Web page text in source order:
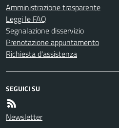
Amministrazione trasparente
Leggi le FAQ
Segnalazione disservizio
Prenotazione appuntamento
Richiesta d'assistenza
SEGUICI SU
Newsletter